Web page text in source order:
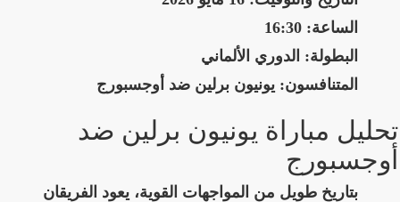
الساعة: 16:30
البطولة: الدوري الألماني
المتنافسون: يونيون برلين ضد أوجسبورج
تحليل مباراة يونيون برلين ضد
أوجسبورج
بتاريخ طويل من المواجهات القوية، يعود الفريقان